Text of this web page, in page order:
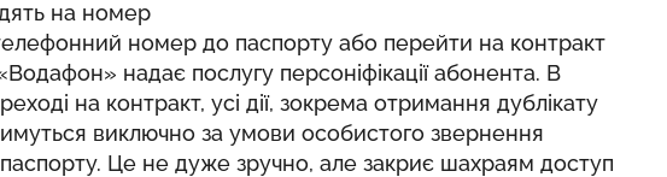
на номер
номер до паспорту або перейти на контракт
надає послугу персоніфікації абонента. В
на контракт, усі дії, зокрема отримання дублікату
виключно за умови особистого звернення
Це не дуже зручно, але закриє шахраям доступ